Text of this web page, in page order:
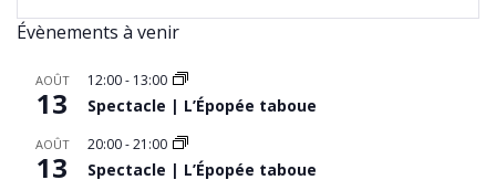
Évènements à venir
AOÛT
13
12:00- 13:00
Spectacle | L’Épopée taboue
AOÛT
13
20:00-21:00
Spectacle | L’Épopée taboue